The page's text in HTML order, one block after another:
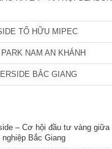
TỐ HỮU MIPEC
NAM AN KHÁNH
BẮC GIANG
– Cơ hội đầu tư vàng giữa
Bắc Giang